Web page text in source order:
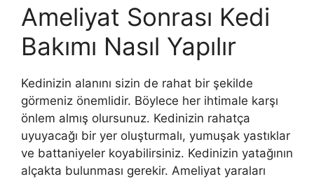
Ameliyat Sonrası Kedi
Bakımı Nasıl Yapılır
Kedinizin alanını sizin de rahat bir şekilde
görmeniz önemlidir. Böylece her ihtimale karşı
önlem almış olursunuz. Kedinizin rahatça
uyuyacağı bir yer oluşturmalı, yumuşak yastıklar
ve battaniyeler koyabilirsiniz. Kedinizin yatağının
alçakta bulunması gerekir. Ameliyat yaraları